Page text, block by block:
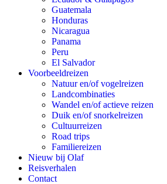
Guatemala
Honduras
Nicaragua
Panama
Peru
El Salvador
Voorbeeldreizen
Natuur en/of vogelreizen
Landcombinaties
Wandel en/of actieve reizen
Duik en/of snorkelreizen
Cultuurreizen
Road trips
Familiereizen
Nieuw bij Olaf
Reisverhalen
Contact